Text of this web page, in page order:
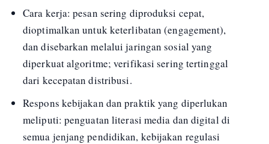
Cara kerja: pesan sering diproduksi cepat,
dioptimalkan untuk keterlibatan (engagement),
dan disebarkan melalui jaringan sosial yang
diperkuat algoritme; verifikasi sering tertinggal
dari kecepatan distribusi.
Respons kebijakan dan praktik yang diperlukan
meliputi: penguatan literasi media dan digital di
semua jenjang pendidikan, kebijakan regulasi